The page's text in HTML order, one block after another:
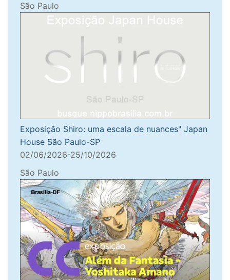
São Paulo
Exposição Shiro: uma escala de nuances" Japan
House São Paulo-SP
02/06/2026-25/10/2026
São Paulo